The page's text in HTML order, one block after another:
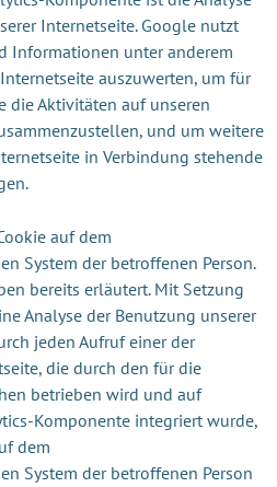
Internetseite. Google nutzt
Informationen unter anderem
auszuwerten, um für
die Aktivitäten auf unseren
und um weitere
in Verbindung stehende
auf dem
System der betroffenen Person.
bereits erläutert. Mit Setzung
Analyse der Benutzung unserer
jeden Aufruf einer der
die durch den für die
betrieben wird und auf
Komponente integriert wurde,
dem
System der betroffenen Person